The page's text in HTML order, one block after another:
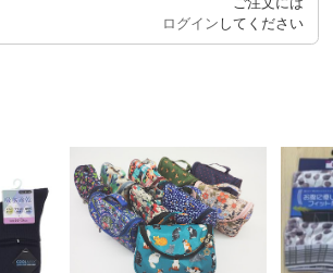
ログイン してください